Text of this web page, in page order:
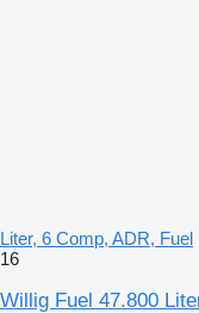
Liter, 6 Comp, ADR, Fuel
16
Willig Fuel 47.800